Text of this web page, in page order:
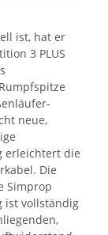
ist, hat er
3 PLUS
neue,
erleichtert die
Die
Simprop
ist vollständig